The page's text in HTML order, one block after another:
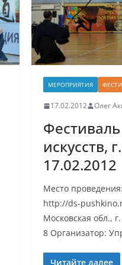
МЕРОПРИЯТИЯ
17.02.2012 Олег
искусств,
17.02.2012
Место
http://ds-
Московская обл.,
8 Организатор:
Читайте далее